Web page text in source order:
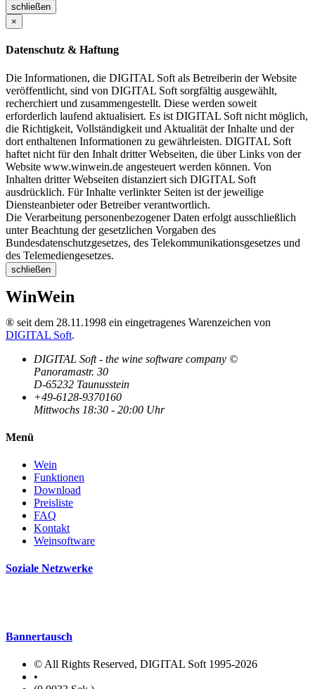
schließen
×
Datenschutz & Haftung
Die Informationen, die DIGITAL Soft als Betreiberin der Website
veröffentlicht, sind von DIGITAL Soft sorgfältig ausgewählt,
recherchiert und zusammengestellt. Diese werden soweit
erforderlich laufend aktualisiert. Es ist DIGITAL Soft nicht möglich,
die Richtigkeit, Vollständigkeit und Aktualität der Inhalte und der
dort enthaltenen Informationen zu gewährleisten. DIGITAL Soft
haftet nicht für den Inhalt dritter Webseiten, die über Links von der
Website www.winwein.de angesteuert werden können. Von
Inhalten dritter Webseiten distanziert sich DIGITAL Soft
ausdrücklich. Für Inhalte verlinkter Seiten ist der jeweilige
Diensteanbieter oder Betreiber verantwortlich.
Die Verarbeitung personenbezogener Daten erfolgt ausschließlich
unter Beachtung der gesetzlichen Vorgaben des
Bundesdatenschutzgesetzes, des Telekommunikationsgesetzes und
des Telemediengesetzes.
schließen
WinWein
® seit dem 28.11.1998 ein eingetragenes Warenzeichen von
DIGITAL Soft.
DIGITAL Soft - the wine software company ©
Panoramastr. 30
D-65232 Taunusstein
+49-6128-9370160
Mittwochs 18:30 - 20:00 Uhr
Menü
Wein
Funktionen
Download
Preisliste
FAQ
Kontakt
Weinsoftware
Soziale Netzwerke
Bannertausch
© All Rights Reserved, DIGITAL Soft 1995-2026
•